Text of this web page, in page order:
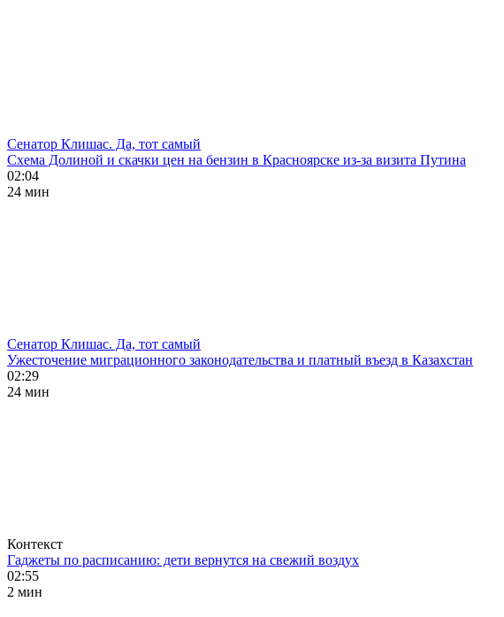
Сенатор Клишас. Да, тот самый
Схема Долиной и скачки цен на бензин в Красноярске из-за визита Путина
02:04
24 мин
Сенатор Клишас. Да, тот самый
Ужесточение миграционного законодательства и платный въезд в Казахстан
02:29
24 мин
Контекст
Гаджеты по расписанию: дети вернутся на свежий воздух
02:55
2 мин